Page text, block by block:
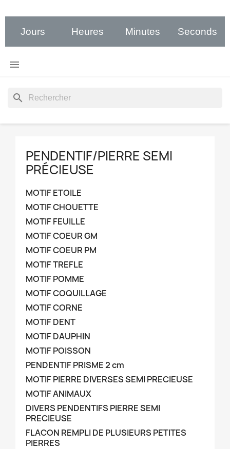
Jours Heures Minutes Seconds

search
PENDENTIF/PIERRE SEMI
PRÉCIEUSE
MOTIF ETOILE
MOTIF CHOUETTE
MOTIF FEUILLE
MOTIF COEUR GM
MOTIF COEUR PM
MOTIF TREFLE
MOTIF POMME
MOTIF COQUILLAGE
MOTIF CORNE
MOTIF DENT
MOTIF DAUPHIN
MOTIF POISSON
PENDENTIF PRISME 2 cm
MOTIF PIERRE DIVERSES SEMI PRECIEUSE
MOTIF ANIMAUX
DIVERS PENDENTIFS PIERRE SEMI
PRECIEUSE
FLACON REMPLI DE PLUSIEURS PETITES
PIERRES